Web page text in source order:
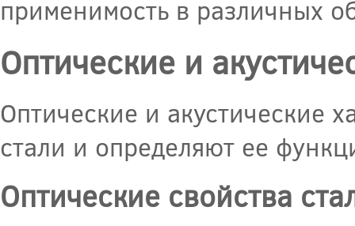
применимость в различных
Оптические и
Оптические и акустические
стали и определяют ее
Оптические свойства